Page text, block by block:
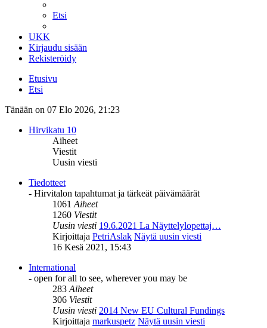
Etsi
UKK
Kirjaudu sisään
Rekisteröidy
Etusivu
Etsi
Tänään on 07 Elo 2026, 21:23
Hirvikatu 10
Aiheet
Viestit
Uusin viesti
Tiedotteet
- Hirvitalon tapahtumat ja tärkeät päivämäärät
1061Aiheet
1260 Viestit
Uusin viesti 19.6.2021 La Näyttelylopettaj…
Kirjoittaja PetriAslak Näytä uusin viesti
16 Kesä 2021, 15:43
International
- open for all to see, wherever you may be
283Aiheet
306 Viestit
Uusin viesti 2014 New EU Cultural Fundings
Kirjoittaja markuspetz Näytä uusin viesti